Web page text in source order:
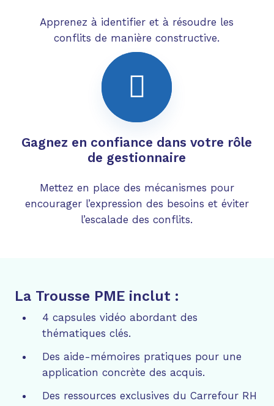
Apprenez à identifier et à résoudre les
conflits de manière constructive.
Gagnez en confiance dans votre rôle
de gestionnaire
Mettez en place des mécanismes pour
encourager l’expression des besoins et éviter
l’escalade des conflits.
La Trousse PME inclut :
4 capsules vidéo abordant des
thématiques clés.​
Des aide-mémoires pratiques pour une
application concrète des acquis.
Des ressources exclusives du Carrefour RH